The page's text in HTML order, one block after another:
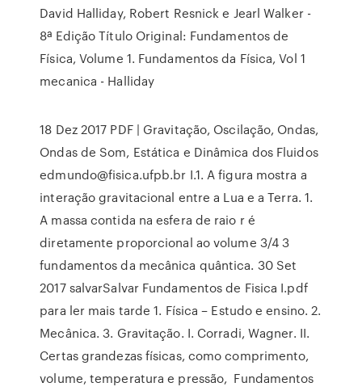
David Halliday, Robert Resnick e Jearl Walker -
8ª Edição Título Original: Fundamentos de
Física, Volume 1. Fundamentos da Física, Vol 1
mecanica - Halliday
18 Dez 2017 PDF | Gravitação, Oscilação, Ondas,
Ondas de Som, Estática e Dinâmica dos Fluidos
edmundo@fisica.ufpb.br I.1. A figura mostra a
interação gravitacional entre a Lua e a Terra. 1.
A massa contida na esfera de raio r é
diretamente proporcional ao volume 3/4 3
fundamentos da mecânica quântica. 30 Set
2017 salvarSalvar Fundamentos de Fisica I.pdf
para ler mais tarde 1. Física – Estudo e ensino. 2.
Mecânica. 3. Gravitação. I. Corradi, Wagner. II.
Certas grandezas físicas, como comprimento,
volume, temperatura e pressão, Fundamentos